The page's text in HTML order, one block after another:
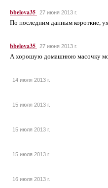
bbelova35 27 июня 2013 г.
По последним данным короткие,
bbelova35 27 июня 2013 г.
А хорошую домашнюю масочку
14 июля 2013 г.
15 июля 2013 г.
15 июля 2013 г.
15 июля 2013 г.
16 июля 2013 г.